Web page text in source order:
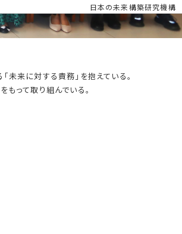
日本の未来構築研究機構
来に対する責務」を抱えている。
って取り組んでいる。